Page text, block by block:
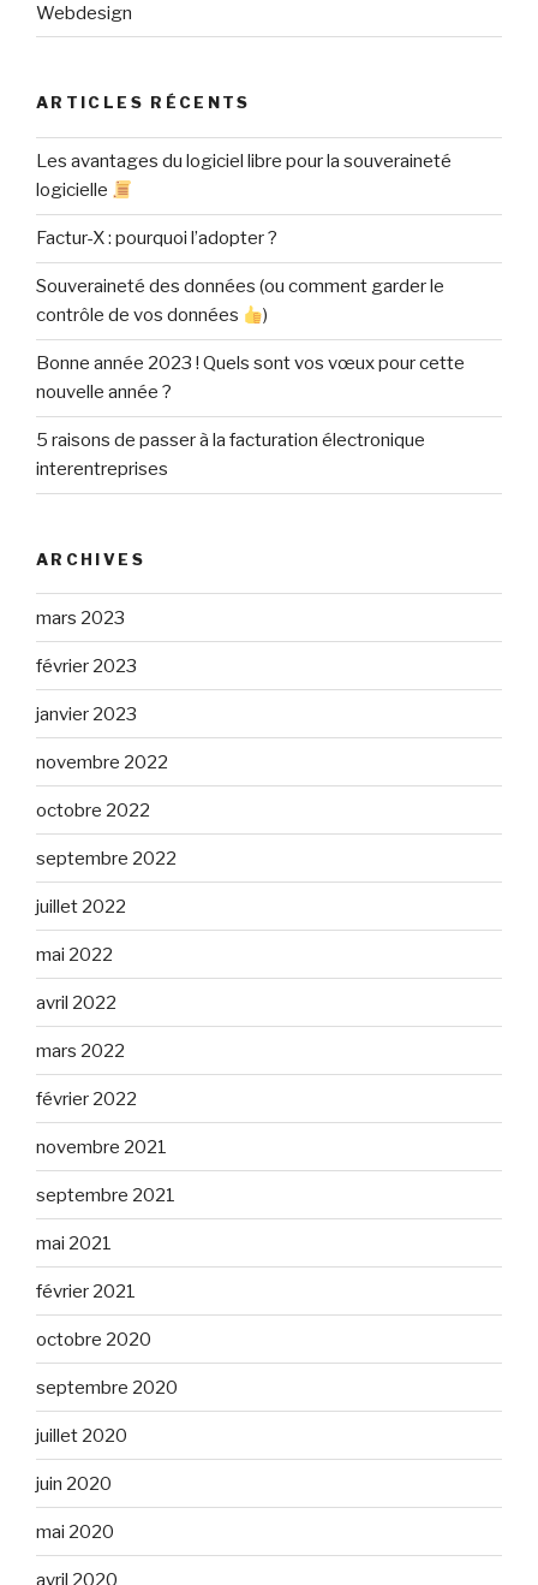
Webdesign
ARTICLES RÉCENTS
Les avantages du logiciel libre pour la souveraineté
logicielle
Factur-X : pourquoi l’adopter ?
Souveraineté des données (ou comment garder le
contrôle de vos données
)
Bonne année 2023 ! Quels sont vos vœux pour cette
nouvelle année ?
5 raisons de passer à la facturation électronique
interentreprises
ARCHIVES
mars 2023
février 2023
janvier 2023
novembre 2022
octobre 2022
septembre 2022
juillet 2022
mai 2022
avril 2022
mars 2022
février 2022
novembre 2021
septembre 2021
mai 2021
février 2021
octobre 2020
septembre 2020
juillet 2020
juin 2020
mai 2020
avril 2020